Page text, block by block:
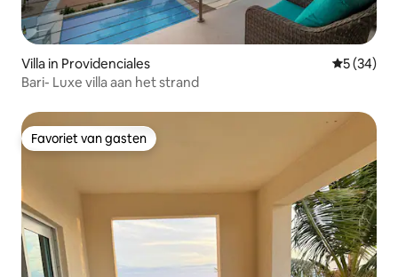
Villa in Providenciales
5 (34)
Bari- Luxe villa aan het strand
Favoriet van gasten
Favoriet van gasten